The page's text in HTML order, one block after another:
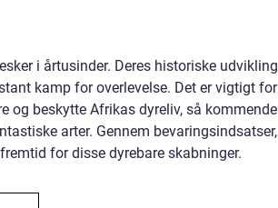
i årtusinder. Deres historiske udvikling
kamp for overlevelse. Det er vigtigt for
og beskytte Afrikas dyreliv, så kommende
arter. Gennem bevaringsindsatser,
for disse dyrebare skabninger.